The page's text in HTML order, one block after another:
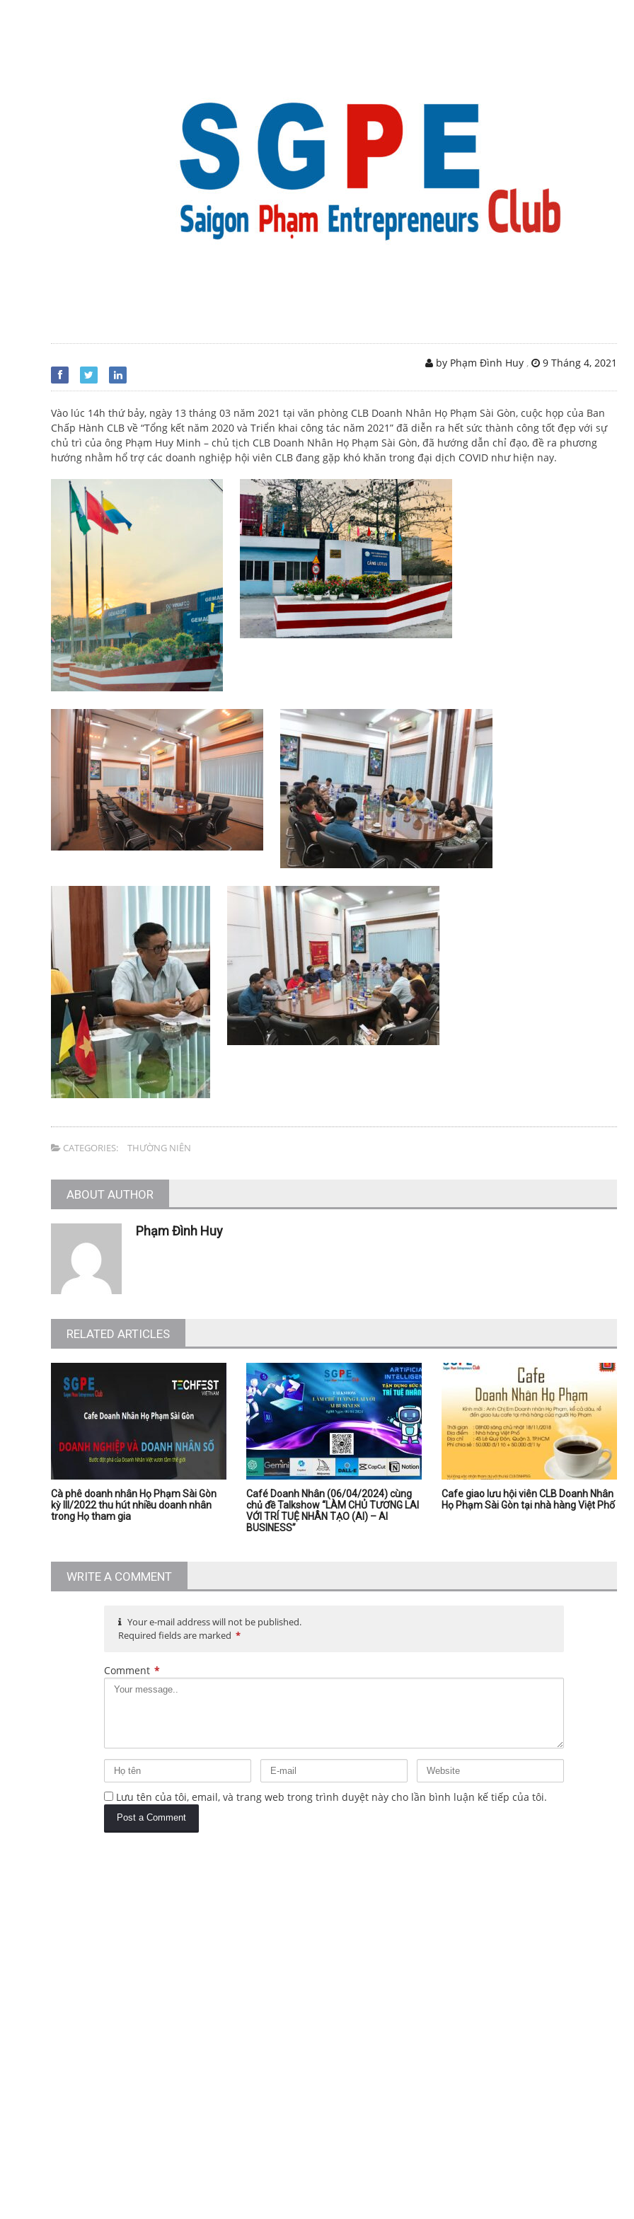
by Phạm Đình Huy , 9 Tháng 4, 2021
Vào lúc 14h thứ bảy, ngày 13 tháng 03 năm 2021 tại văn phòng CLB Doanh Nhân Họ Phạm Sài Gòn, cuộc họp của Ban
Chấp Hành CLB về “Tổng kết năm 2020 và Triển khai công tác năm 2021” đã diễn ra hết sức thành công tốt đẹp với sự
chủ trì của ông Phạm Huy Minh – chủ tịch CLB Doanh Nhân Họ Phạm Sài Gòn, đã hướng dẫn chỉ đạo, đề ra phương
hướng nhằm hổ trợ các doanh nghiệp hội viên CLB đang gặp khó khăn trong đại dịch COVID như hiện nay.
CATEGORIES: THƯỜNG NIÊN
ABOUT AUTHOR
Phạm Đình Huy
RELATED ARTICLES
Cà phê doanh nhân Họ Phạm Sài Gòn
kỳ III/2022 thu hút nhiều doanh nhân
trong Họ tham gia
Café Doanh Nhân (06/04/2024) cùng
chủ đề Talkshow “LÀM CHỦ TƯƠNG LAI
VỚI TRÍ TUỆ NHÂN TẠO (AI) – AI
BUSINESS”
Cafe giao lưu hội viên CLB Doanh Nhân
Họ Phạm Sài Gòn tại nhà hàng Việt Phố
WRITE A COMMENT
Your e-mail address will not be published.
Required fields are marked *
Comment *
Lưu tên của tôi, email, và trang web trong trình duyệt này cho lần bình luận kế tiếp của tôi.